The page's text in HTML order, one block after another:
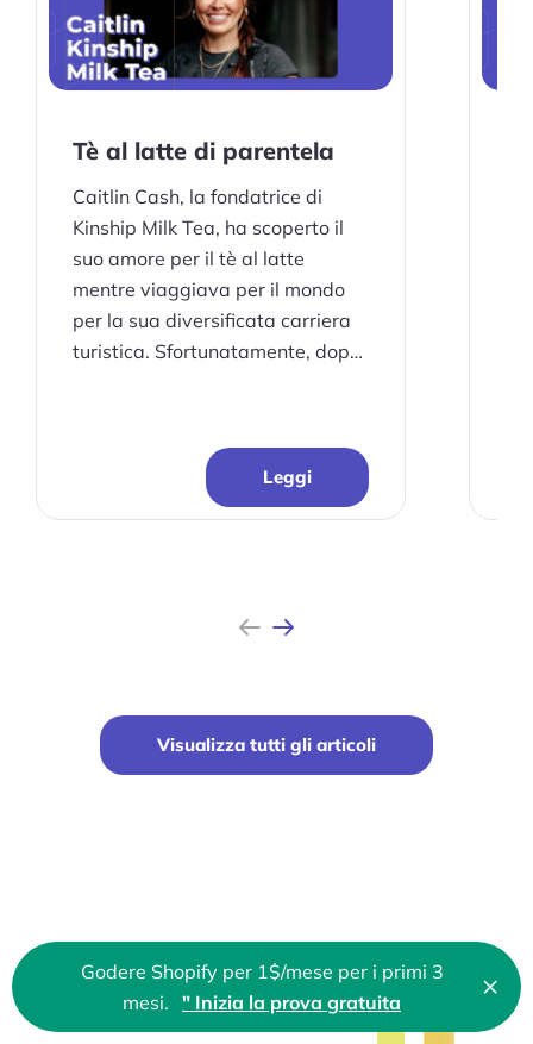
🇮🇹 Italian
Tè al latte di parentela
Caitlin Cash, la fondatrice di
Kinship Milk Tea, ha scoperto il
suo amore per il tè al latte
mentre viaggiava per il mondo
per la sua diversificata carriera
turistica. Sfortunatamente, dopo
Leggi
Visualizza tutti gli articoli
Precedente
Avanti
Godere Shopify per 1$/mese per i primi 3
mesi. " Inizia la prova gratuita ×